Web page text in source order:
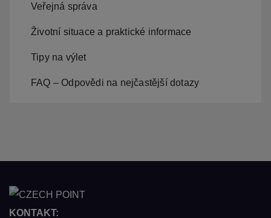
Veřejná správa
Životní situace a praktické informace
Tipy na výlet
FAQ – Odpovědi na nejčastější dotazy
KONTAKT: